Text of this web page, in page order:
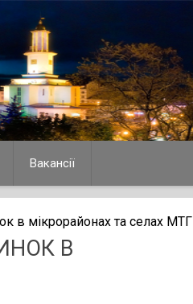
Вакансії
в мікрорайонах та селах МТГ
В